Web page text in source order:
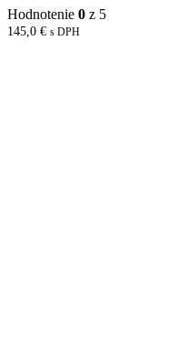
Hodnotenie 0 z 5
145,0 € s DPH